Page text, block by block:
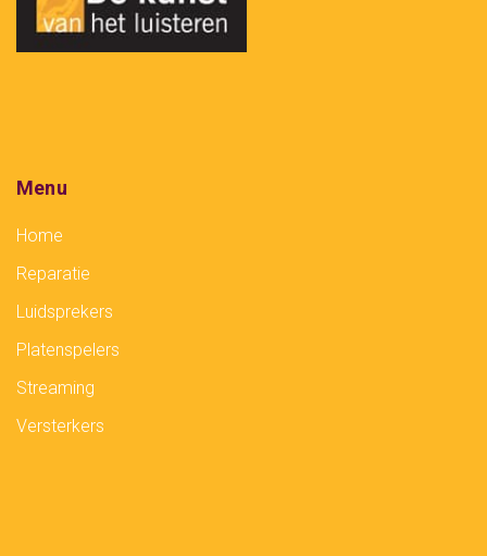
Menu
Home
Reparatie
Luidsprekers
Platenspelers
Streaming
Versterkers